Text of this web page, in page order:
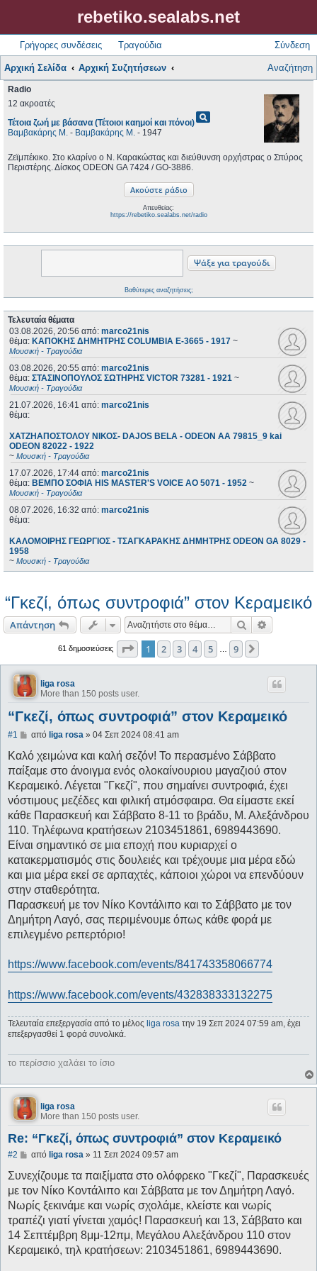
rebetiko.sealabs.net
Γρήγορες συνδέσεις Τραγούδια Σύνδεση
Αρχική Σελίδα Αρχική Συζητήσεων Αναζήτηση
Radio
12 ακροατές
Τέτοια ζωή με βάσανα (Τέτοιοι καημοί και πόνοι)pageview
Βαμβακάρης Μ. - Βαμβακάρης Μ. - 1947
Ζεϊμπέκικο. Στο κλαρίνο ο Ν. Καρακώστας και διεύθυνση ορχήστρας ο Σπύρος
Περιστέρης. Δίσκος ODEON GA 7424 / GO-3886.
Απευθείας:
https://rebetiko.sealabs.net/radio
Βαθύτερες αναζητήσεις;
Τελευταία θέματα
03.08.2026, 20:56 από: marco21nis
θέμα: ΚΑΠΟΚΗΣ ΔΗΜΗΤΡΗΣ COLUMBIA E-3665 - 1917 ~
Μουσική - Τραγούδια
03.08.2026, 20:55 από: marco21nis
θέμα: ΣΤΑΣΙΝΟΠΟΥΛΟΣ ΣΩΤΗΡΗΣ VICTOR 73281 - 1921 ~
Μουσική - Τραγούδια
21.07.2026, 16:41 από: marco21nis
θέμα:
ΧΑΤΖΗΑΠΟΣΤΟΛΟΥ ΝΙΚΟΣ- DAJOS BELA - ODEON AA 79815_9 kai
ODEON 82022 - 1922
~ Μουσική - Τραγούδια
17.07.2026, 17:44 από: marco21nis
θέμα: ΒΕΜΠΟ ΣΟΦΙΑ HIS MASTER'S VOICE AO 5071 - 1952 ~
Μουσική - Τραγούδια
08.07.2026, 16:32 από: marco21nis
θέμα:
ΚΑΛΟΜΟΙΡΗΣ ΓΕΩΡΓΙΟΣ - ΤΣΑΓΚΑΡΑΚΗΣ ΔΗΜΗΤΡΗΣ ODEON GA 8029 -
1958
~ Μουσική - Τραγούδια
“Γκεζί, όπως συντροφιά” στον Κεραμεικό
Απάντηση Αναζήτηση
61 δημοσιεύσεις Σελίδα από9
1 2 3 4 5 9
liga rosa
More than 150 posts user.
“Γκεζί, όπως συντροφιά” στον Κεραμεικό
#1
Δ
μ
ο
σ
ί
υ
σ
η
από liga rosa» 04 Σεπ 2024 08:41 am
Καλό χειμώνα και καλή σεζόν! Το περασμένο Σάββατο
παίξαμε στο άνοιγμα ενός ολοκαίνουριου μαγαζιού στον
Κεραμεικό. Λέγεται "Γκεζί", που σημαίνει συντροφιά, έχει
νόστιμους μεζέδες και φιλική ατμόσφαιρα. Θα είμαστε εκεί
κάθε Παρασκευή και Σάββατο 8-11 το βράδυ, Μ. Αλεξάνδρου
110. Τηλέφωνα κρατήσεων 2103451861, 6989443690.
Είναι σημαντικό σε μια εποχή που κυριαρχεί ο
κατακερματισμός στις δουλειές και τρέχουμε μια μέρα εδώ
και μια μέρα εκεί σε αρπαχτές, κάποιοι χώροι να επενδύουν
στην σταθερότητα.
Παρασκευή με τον Νίκο Κοντάλιπο και το Σάββατο με τον
Δημήτρη Λαγό, σας περιμένουμε όπως κάθε φορά με
επιλεγμένο ρεπερτόριο!
https://www.facebook.com/events/841743358066774
https://www.facebook.com/events/432838333132275
Τελευταία επεξεργασία από το μέλος liga rosa την 19 Σεπ 2024 07:59 am, έχει
επεξεργασθεί 1 φορά συνολικά.
το περίσσιο χαλάει το ίσιο
liga rosa
More than 150 posts user.
Re: “Γκεζί, όπως συντροφιά” στον Κεραμεικό
#2
Δ
μ
ο
σ
ί
υ
σ
από liga rosa» 11 Σεπ 2024 09:57 am
Συνεχίζουμε τα παιξίματα στο ολόφρεκο "Γκεζί", Παρασκευές
με τον Νίκο Κοντάλιπο και Σάββατα με τον Δημήτρη Λαγό.
Νωρίς ξεκινάμε και νωρίς σχολάμε, κλείστε και νωρίς
τραπέζι γιατί γίνεται χαμός! Παρασκευή και 13, Σάββατο και
14 Σεπτέμβρη 8μμ-12πμ, Μεγάλου Αλεξάνδρου 110 στον
Κεραμεικό, τηλ κρατήσεων: 2103451861, 6989443690.